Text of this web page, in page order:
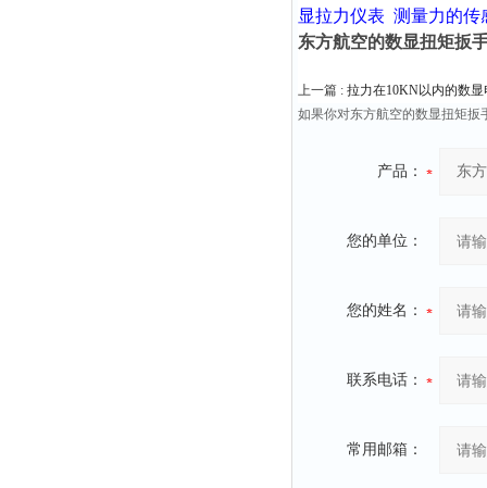
显拉力仪表 测量力的传
东方航空的数显扭矩扳
上一篇 : 拉力在10KN以内的数
如果你对东方航空的数显扭矩扳
产品：
您的单位：
您的姓名：
联系电话：
常用邮箱：